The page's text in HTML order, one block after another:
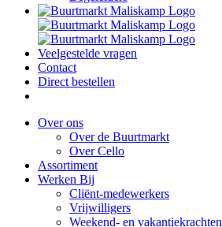
Veelgestelde vragen
Contact
Direct bestellen
Over ons
Over de Buurtmarkt
Over Cello
Assortiment
Werken Bij
Cliënt-medewerkers
Vrijwilligers
Weekend- en vakantiekrachten